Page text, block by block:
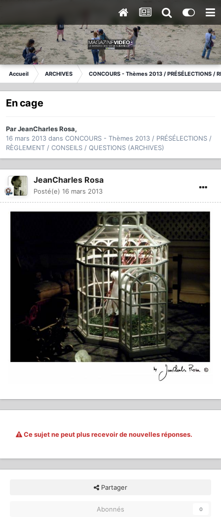
Accueil ARCHIVES CONCOURS - Thèmes 2013 / PRÉSÉLECTIONS /
En cage
ParJeanCharles Rosa,
16 mars 2013 dans CONCOURS - Thèmes 2013 / PRÉSÉLECTIONS /
RÈGLEMENT / CONSEILS / QUESTIONS (ARCHIVES)
JeanCharles Rosa
Posté(e) 16 mars 2013
Ce sujet ne peut plus recevoir de nouvelles réponses.
Partager
Abonnés 0